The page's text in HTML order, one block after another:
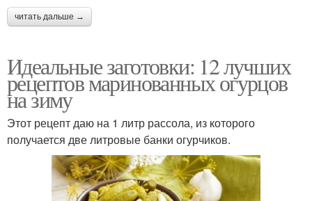
читать дальше →
Идеальные заготовки: 12 лучших
рецептов маринованных огурцов
на зиму
Этот рецепт даю на 1 литр рассола, из которого
получается две литровые банки огурчиков.